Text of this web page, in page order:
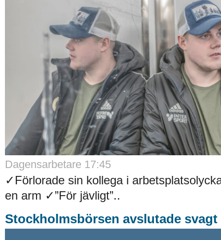
Dagensarbetare 17:45
✓Förlorade sin kollega i
en arm ✓”För jävligt”..
Stockholmsbörsen avslutade svagt